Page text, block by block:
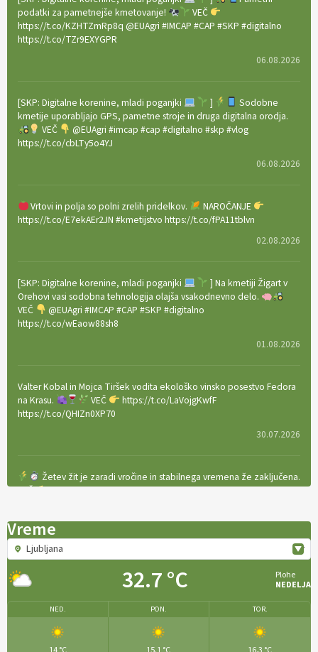
podatki za pametnejše kmetovanje!
VEČ
https://t.co/KZHTZmRp8q @EUAgri #IMCAP #CAP #SKP #digitalno
https://t.co/TZr9EXYGPR
06.08.2026
[SKP: Digitalne korenine, mladi poganjki ]
Sodobne
kmetije uporabljajo GPS, pametne stroje in druga digitalna orodja.
VEČ
@EUAgri #imcap #cap #digitalno #skp #vlog
https://t.co/cbLTy5o4YJ
06.08.2026
Vrtovi in polja so polni zrelih pridelkov.
NAROČANJE
https://t.co/E7ekAEr2JN #kmetijstvo https://t.co/fPA11tblvn
02.08.2026
[SKP: Digitalne korenine, mladi poganjki
] Na kmetiji Žigart v
Orehovi vasi sodobna tehnologija olajša vsakodnevno delo.
VEČ
@EUAgri #IMCAP #CAP #SKP #digitalno
https://t.co/wEaow88sh8
01.08.2026
Valter Kobal in Mojca Tiršek vodita ekološko vinsko posestvo Fedora
na Krasu.
VEČ
https://t.co/LaVojgKwfF
https://t.co/QHIZn0XP70
30.07.2026
Žetev žit je zaradi vročine in stabilnega vremena že zaključena.
VEČ
https://t.co/bBWaIz6Hhh https://t.co/TtKoOF5ENS
[EKOloško = LOGIČNO
Ameriške borovnice so odlična izbira za
#IMCAP #CAP https://t.co/tQd9tB1THk
22.07.2026
Vreme
Ljubljana
32.7 °C
Plohe
NEDELJA
NED. PON. TOR.